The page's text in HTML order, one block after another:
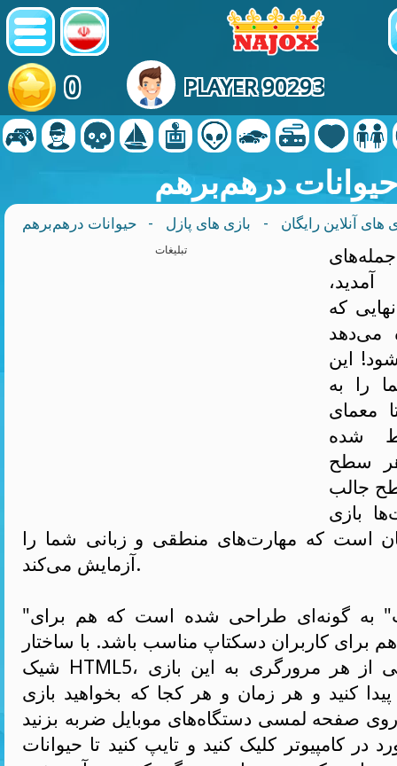
0 PLAYER 90293
حیوانات درهم‌برهم
های آنلاین رایگان - بازی های پازل - حیوانات درهم‌برهم
تبلیغات
که
می‌دهد
این
را به
معمای
شده
هر سطح
جالب
بازی
است که مهارت‌های منطقی و زبانی شما را
آزمایش می‌کند.
"جمله‌های حیوانات" به گونه‌ای طراحی شده است که هم برای
هم برای کاربران دسکتاپ مناسب باشد. با ساختار
شیک HTML5، می‌توانید به راحتی از هر مرورگری به این بازی
کنید و هر زمان و هر کجا که بخواهید بازی
صفحه لمسی دستگاه‌های موبایل ضربه بزنید
در کامپیوتر کلیک کنید و تایپ کنید تا حیوانات